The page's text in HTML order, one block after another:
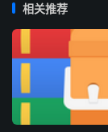
相关推荐